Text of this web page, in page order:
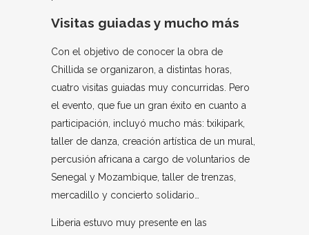
Visitas guiadas y mucho más
Con el objetivo de conocer la obra de
Chillida se organizaron, a distintas horas,
cuatro visitas guiadas muy concurridas. Pero
el evento, que fue un gran éxito en cuanto a
participación, incluyó mucho más: txikipark,
taller de danza, creación artística de un mural,
percusión africana a cargo de voluntarios de
Senegal y Mozambique, taller de trenzas,
mercadillo y concierto solidario…
Liberia estuvo muy presente en las